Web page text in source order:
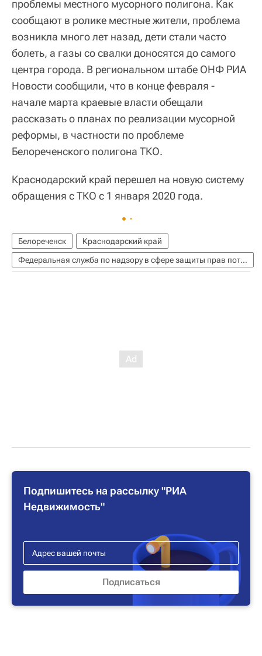
проблемы местного мусорного полигона. Как
сообщают в ролике местные жители, проблема
возникла много лет назад, дети стали часто
болеть, а газы со свалки доносятся до самого
центра города. В региональном штабе ОНФ РИА
Новости сообщили, что в конце февраля -
начале марта краевые власти обещали
рассказать о планах по реализации мусорной
реформы, в частности по проблеме
Белореченского полигона ТКО.
Краснодарский край перешел на новую систему
обращения с ТКО с 1 января 2020 года.
Белореченск
Краснодарский край
Федеральная служба по надзору в сфере защиты прав потребителей и благополучия человека (Роспотребнадзор)
Подпишитесь на рассылку "РИА
Недвижимость"